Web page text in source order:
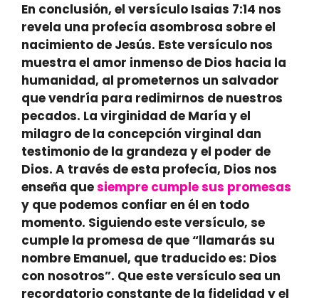
En conclusión, el versículo Isaias 7:14 nos
revela una profecía asombrosa sobre el
nacimiento de Jesús. Este versículo nos
muestra el amor inmenso de Dios hacia la
humanidad, al prometernos un salvador
que vendría para redimirnos de nuestros
pecados. La virginidad de María y el
milagro de la concepción virginal dan
testimonio de la grandeza y el poder de
Dios. A través de esta profecía, Dios nos
enseña quesiempre cumple sus promesas
y que podemos confiar en él en todo
momento. Siguiendo este versículo, se
cumple la promesa de que “llamarás su
nombre Emanuel, que traducido es: Dios
con nosotros”. Que este versículo sea un
recordatorio constante de la fidelidad y el